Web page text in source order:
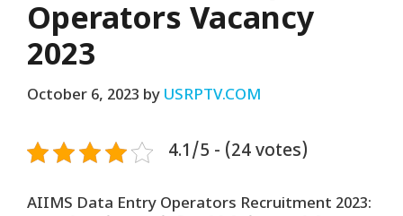
Operators Vacancy
2023
October 6, 2023 by USRPTV.COM
4.1/5 - (24 votes)
AIIMS Data Entry Operators Recruitment 2023: